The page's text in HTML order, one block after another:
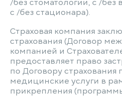
/без стоматологии, с /без
с /без стационара).
Страховая компания
страхования (Договор
компанией и
предоставляет право
по Договору страхования
медицинские услуги в
прикрепления